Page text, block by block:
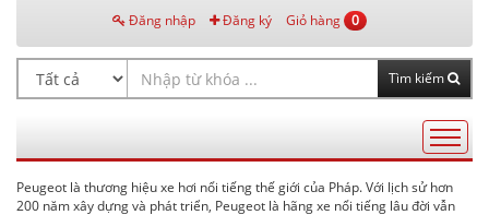
Đăng nhập Đăng ký Giỏ hàng 0
Tìm kiếm
AutoPart
Peugeot là thương hiệu xe hơi nổi tiếng thế giới của Pháp. Với lịch sử hơn
200 năm xây dựng và phát triển, Peugeot là hãng xe nổi tiếng lâu đời vẫn